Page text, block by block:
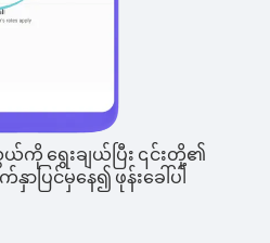
ရွေးချယ်ပြီး ၎င်းတို့၏
ပြင်မှနေ၍ ဖုန်းခေါ်ပါ